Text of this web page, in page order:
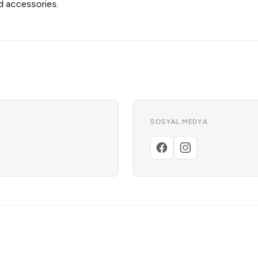
accessories.
SOSYAL MEDYA